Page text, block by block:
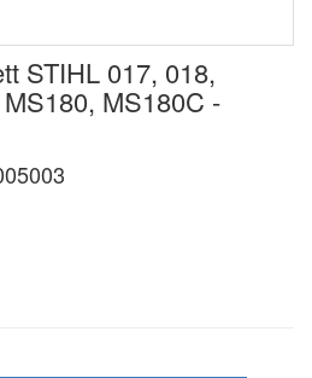
STIHL 017, 018,
MS180C -